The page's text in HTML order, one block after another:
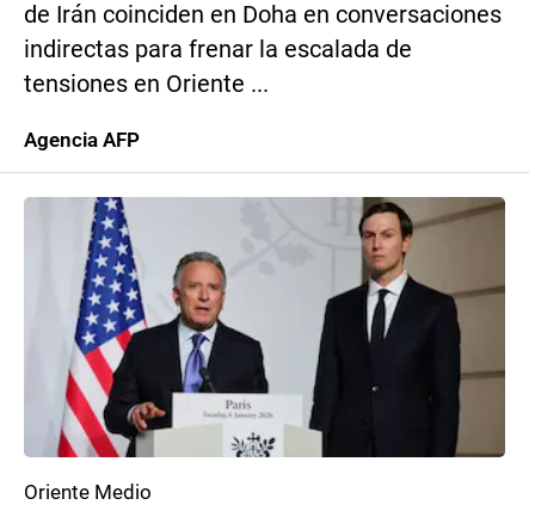
de Irán coinciden en Doha en conversaciones
indirectas para frenar la escalada de
tensiones en Oriente ...
Agencia AFP
Oriente Medio